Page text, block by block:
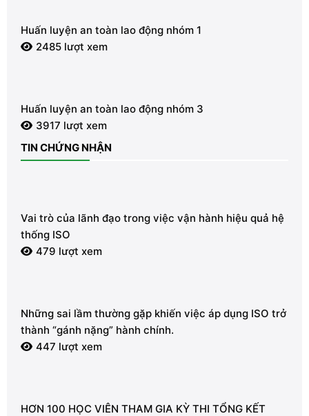
Huấn luyện an toàn lao động nhóm 1
2485 lượt xem
Huấn luyện an toàn lao động nhóm 3
3917 lượt xem
TIN CHỨNG NHẬN
Vai trò của lãnh đạo trong việc vận hành hiệu quả hệ
thống ISO
479 lượt xem
Những sai lầm thường gặp khiến việc áp dụng ISO trở
thành “gánh nặng” hành chính.
447 lượt xem
HƠN 100 HỌC VIÊN THAM GIA KỲ THI TỔNG KẾT